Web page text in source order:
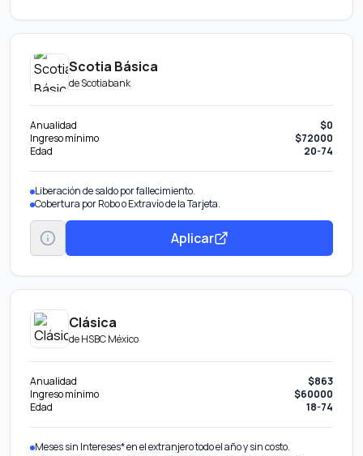
Scotia Básica
deScotiabank
Anualidad
$0
Ingreso mínimo
$72000
Edad
20-74
Liberación de saldo por fallecimiento.
Cobertura por Robo o Extravío de la Tarjeta.
Aplicar
Clásica
deHSBC México
Anualidad
$863
Ingreso mínimo
$60000
Edad
18-74
Meses sin Intereses* en el extranjero todo el año y sin costo.